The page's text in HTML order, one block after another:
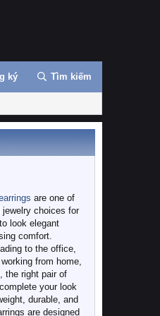
ký Tìm kiếm
are one of
choices for
look elegant
comfort.
to the office,
from home,
the right pair of
your look
durable, and
are designed